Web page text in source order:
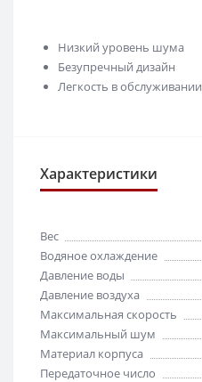
Низкий уровень шума
Безупречный дизайн
Легкость в обслуживании
Характеристики
Вес
Водяное охлаждение
Давление воды
Давление воздуха
Максимальная скорость
Максимальный шум
Материал корпуса
Передаточное число